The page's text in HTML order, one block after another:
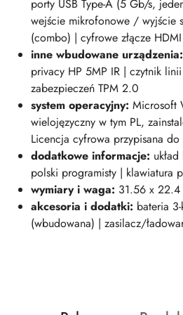
porty USB Type-A (5 Gb/s,
wejście mikrofonowe / wyjście
(combo) | cyfrowe złącze
inne wbudowane urządzenia:
privacy HP 5MP IR | czytnik
zabezpieczeń TPM 2.0
system operacyjny: Microsoft
wielojęzyczny w tym PL,
Licencja cyfrowa przypisana do
dodatkowe informacje:
polski programisty | klawiatura
wymiary i waga: 31.56 x
akcesoria i dodatki: bateria
(wbudowana) | zasilacz/